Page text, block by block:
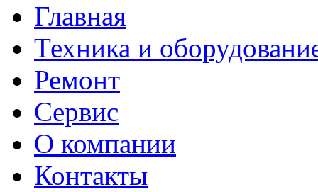
Главная
Техника и
Ремонт
Сервис
О компании
Контакты